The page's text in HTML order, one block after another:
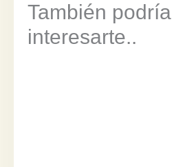
También podría
interesarte..